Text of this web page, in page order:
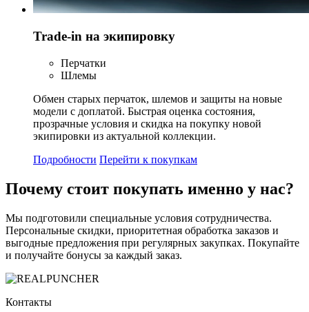
Trade-in на экипировку
Перчатки
Шлемы
Обмен старых перчаток, шлемов и защиты на новые
модели с доплатой. Быстрая оценка состояния,
прозрачные условия и скидка на покупку новой
экипировки из актуальной коллекции.
Подробности Перейти к покупкам
Почему стоит покупать именно у нас?
Мы подготовили специальные условия сотрудничества.
Персональные скидки, приоритетная обработка заказов и
выгодные предложения при регулярных закупках. Покупайте
и получайте бонусы за каждый заказ.
Контакты